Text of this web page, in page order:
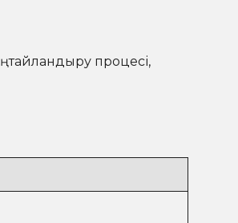
процесі,